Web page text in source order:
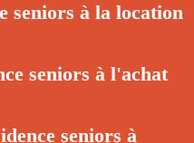
seniors à la location
seniors à l'achat
seniors à